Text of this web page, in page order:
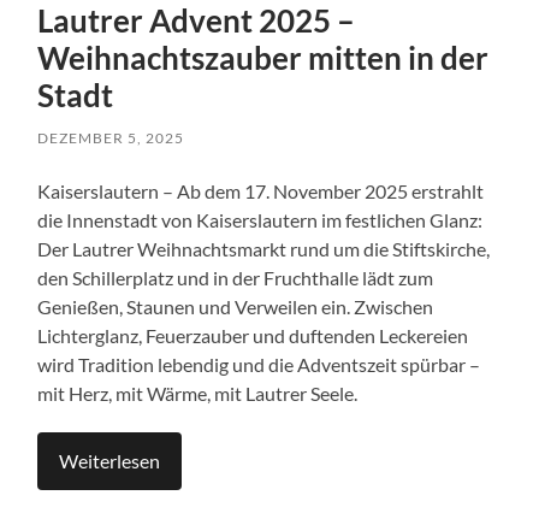
Lautrer Advent 2025 –
Weihnachtszauber mitten in der
Stadt
DEZEMBER 5, 2025
Kaiserslautern – Ab dem 17. November 2025 erstrahlt
die Innenstadt von Kaiserslautern im festlichen Glanz:
Der Lautrer Weihnachtsmarkt rund um die Stiftskirche,
den Schillerplatz und in der Fruchthalle lädt zum
Genießen, Staunen und Verweilen ein. Zwischen
Lichterglanz, Feuerzauber und duftenden Leckereien
wird Tradition lebendig und die Adventszeit spürbar –
mit Herz, mit Wärme, mit Lautrer Seele.
Weiterlesen